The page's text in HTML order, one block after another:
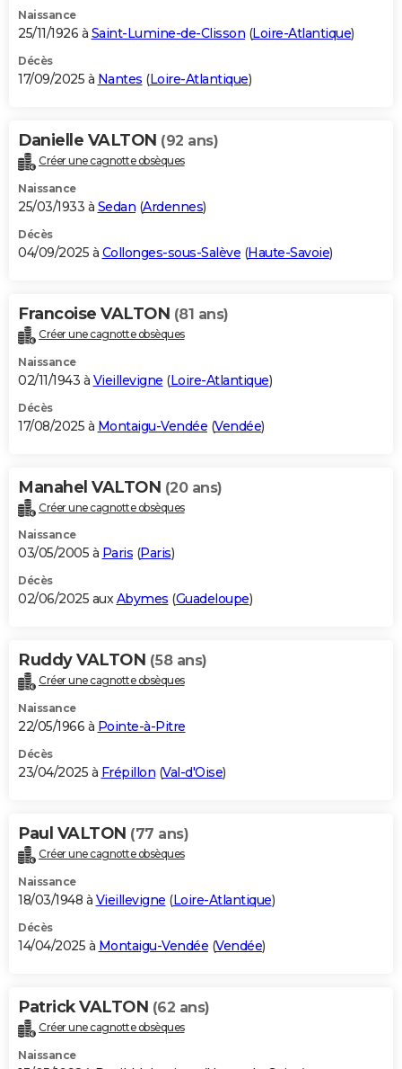
Naissance
25/11/1926 à Saint-Lumine-de-Clisson (Loire-Atlantique)
Décès
17/09/2025 à Nantes (Loire-Atlantique)
Danielle VALTON (92 ans)
Créer une cagnotte obsèques
Naissance
25/03/1933 à Sedan (Ardennes)
Décès
04/09/2025 à Collonges-sous-Salève (Haute-Savoie)
Francoise VALTON (81 ans)
Créer une cagnotte obsèques
Naissance
02/11/1943 à Vieillevigne (Loire-Atlantique)
Décès
17/08/2025 à Montaigu-Vendée (Vendée)
Manahel VALTON (20 ans)
Créer une cagnotte obsèques
Naissance
03/05/2005 à Paris (Paris)
Décès
02/06/2025 auxAbymes (Guadeloupe)
Ruddy VALTON (58 ans)
Créer une cagnotte obsèques
Naissance
22/05/1966 à Pointe-à-Pitre
Décès
23/04/2025 à Frépillon (Val-d'Oise)
Paul VALTON (77 ans)
Créer une cagnotte obsèques
Naissance
18/03/1948 à Vieillevigne (Loire-Atlantique)
Décès
14/04/2025 à Montaigu-Vendée (Vendée)
Patrick VALTON (62 ans)
Créer une cagnotte obsèques
Naissance